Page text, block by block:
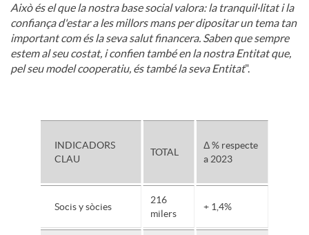
Això és el que la nostra base social valora: la tranquil·litat i la
confiança d'estar a les millors mans per dipositar un tema tan
important com és la seva salut financera. Saben que sempre
estem al seu costat, i confien també en la nostra Entitat que,
pel seu model cooperatiu, és també la seva Entitat".
INDICADORS
CLAU
TOTAL
Δ % respecte
a 2023
Socis y sòcies
216
milers
+ 1,4%